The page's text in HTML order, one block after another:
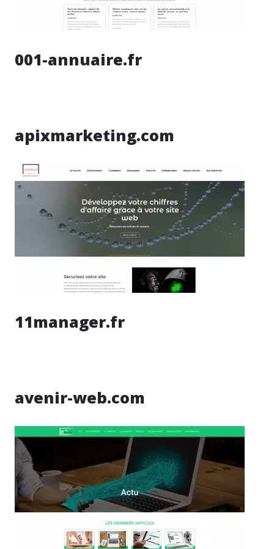
001-annuaire.fr
apixmarketing.com
11manager.fr
avenir-web.com